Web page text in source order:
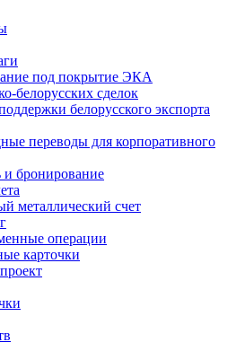
под покрытие ЭКА
белорусских сделок
белорусского экспорта
переводы для корпоративного
и бронирование
металлический счет
операции
карточки